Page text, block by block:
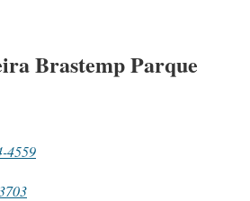
Brastemp Parque
4559